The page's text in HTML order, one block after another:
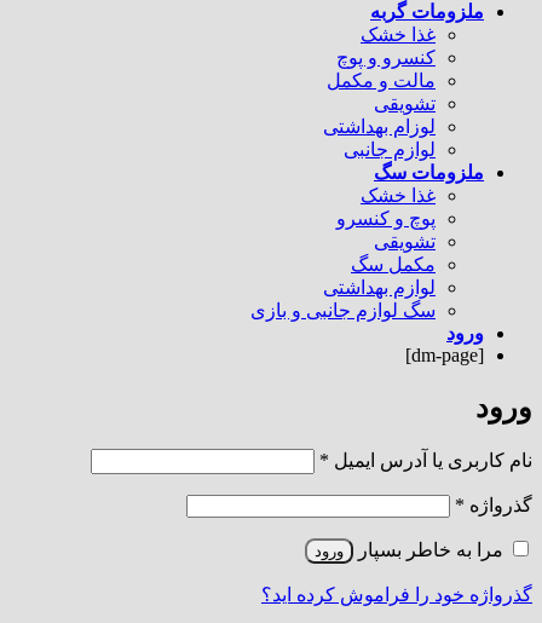
ملزومات گربه
غذا خشک
کنسرو و پوچ
مالت و مکمل
تشویقی
لوزام بهداشتی
لوازم جانبی
ملزومات سگ
غذا خشک
پوچ و کنسرو
تشویقی
مکمل سگ
لوازم بهداشتی
سگ لوازم جانبی و بازی
ورود
[dm-page]
ورود
نام کاربری یا آدرس ایمیل *
گذرواژه *
مرا به خاطر بسپار ورود
گذرواژه خود را فراموش کرده اید؟